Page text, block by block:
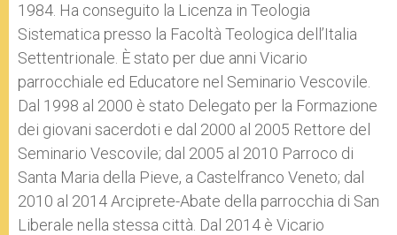
1984. Ha conseguito la Licenza in Teologia
Sistematica presso la Facoltà Teologica dell’Italia
Settentrionale. È stato per due anni Vicario
parrocchiale ed Educatore nel Seminario Vescovile.
Dal 1998 al 2000 è stato Delegato per la Formazione
dei giovani sacerdoti e dal 2000 al 2005 Rettore del
Seminario Vescovile; dal 2005 al 2010 Parroco di
Santa Maria della Pieve, a Castelfranco Veneto; dal
2010 al 2014 Arciprete-Abate della parrocchia di San
Liberale nella stessa città. Dal 2014 è Vicario